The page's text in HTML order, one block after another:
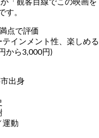
「観客目線でこの映画を
す。
点で評価
インメント性、楽しめる
から3,000円)
出身
運動